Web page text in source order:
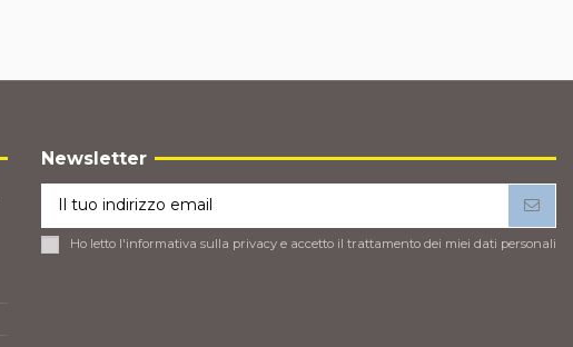
Newsletter
Ho letto l'informativa sulla privacy e accetto il trattamento dei miei dati personali